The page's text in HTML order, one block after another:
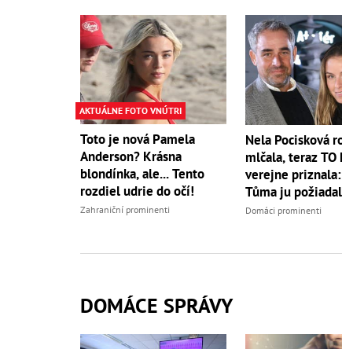
AKTUÁLNE FOTO VNÚTRI
Toto je nová Pamela
Anderson? Krásna
blondínka, ale... Tento
rozdiel udrie do očí!
Zahraniční prominenti
Nela Pocisková
mlčala, teraz TO
verejne
Tůma ju
Domáci prominenti
DOMÁCE SPRÁVY